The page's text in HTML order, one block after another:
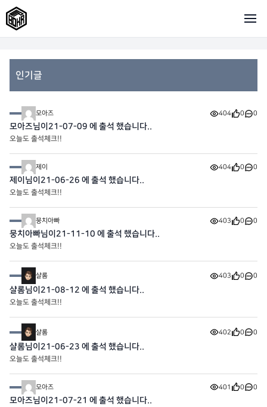
인기글
모아즈 404 0 0
모아즈님이21-07-09 에 출석 했습니다..
오늘도 출석체크!!
제이 404 0 0
제이님이21-06-26 에 출석 했습니다..
오늘도 출석체크!!
뭉치아빠 403 0 0
뭉치아빠님이21-11-10 에 출석 했습니다..
오늘도 출석체크!!
샬롬 403 0 0
샬롬님이21-08-12 에 출석 했습니다..
오늘도 출석체크!!
샬롬 402 0 0
샬롬님이21-06-23 에 출석 했습니다..
오늘도 출석체크!!
모아즈 401 0 0
모아즈님이21-07-21 에 출석 했습니다..